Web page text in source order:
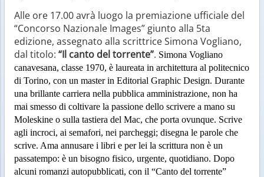
Alle ore 17.00 avrà luogo la premiazione ufficiale del
“Concorso Nazionale Images” giunto alla 5ta
edizione, assegnato alla scrittrice Simona Vogliano,
dal titolo: “Il canto del torrente”. Simona Vogliano
canavesana, classe 1970, è laureata in architettura al politecnico
di Torino, con un master in Editorial Graphic Design. Durante
una brillante carriera nella pubblica amministrazione, non ha
mai smesso di coltivare la passione dello scrivere a mano su
Moleskine o sulla tastiera del Mac, che porta ovunque. Scrive
agli incroci, ai semafori, nei parcheggi; disegna le parole che
scrive. Ama annusare i libri e per lei la scrittura non è un
passatempo: è un bisogno fisico, urgente, quotidiano. Dopo
alcuni romanzi autopubblicati, con il “Canto del torrente”